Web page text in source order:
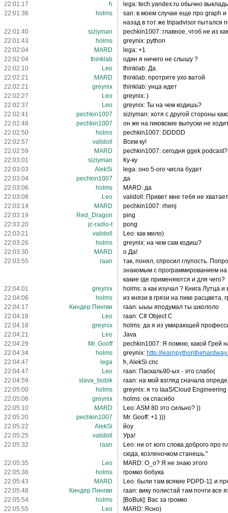
22:01:17
ħ
lega: tech.yandex.ru обычно
22:01:36
holms
san: в моем случае еще про graph и
назад в тот же tripadvisor пытался
22:01:40
siziyman
pechkin1007: главное, чтоб не из
22:01:43
holms
greynix: python
22:02:04
MARD
lega: +1
22:02:04
thinklab
один я ничего не слышу ?
22:02:10
Leo
thinklab: Да.
22:02:21
MARD
thinklab: протрите ухо ватой
22:02:21
greynix
thinklab: унца идет
22:02:27
Leo
greynix: )
22:02:37
Leo
greynix: Ты на чем кодишь?
22:02:41
pechkin1007
siziyman: хотя с другой стороны
22:02:48
pechkin1007
он же на гиковские выпуски не
22:02:50
holms
pechkin1007: DDDDD
22:02:57
validoll
Всем ку!
22:02:59
MARD
pechkin1007: сегодня ggek podcast?
22:03:01
siziyman
Ку-ку
22:03:03
AlekSi
lega: оно 5-ого числа будет
22:03:04
pechkin1007
да
22:03:06
holms
MARD: да
22:03:08
Leo
validoll: Привет мне тебя не
22:03:14
MARD
pechkin1007: rhenj
22:03:19
Red_Dragon
ping
22:03:20
jc-radio-t
pong
22:03:21
validoll
Leo: как мило)
22:03:26
holms
greynix: на чем сам кодиш?
22:03:30
MARD
о Да!
22:03:55
raan
так, понял, спросил глупость.
знакомым с программированием на
какие где применяются и для чего?
22:04:01
greynix
holms: а как изучал ? Книга Лутца и
22:04:06
holms
из князи в грязи на пике расцвета,
22:04:17
Киндер Пингви
raan: ыыы яподумал ты школоло
22:04:18
Leo
raan: C# Object C
22:04:18
greynix
holms: да я из умирающей
22:04:21
Leo
Java
22:04:29
Mr. Gooff
pechkin1007: Я помню, какой Грей
22:04:34
holms greynix: http://
22:04:47
lega
ħ, AlekSi спс
22:04:47
Leo
raan: Паскаль90-ых - это слабо(
22:04:59
slava_bobik
raan: на мой взгляд сначала
22:05:00
holms
greynix: я то IaaS/Cloud
22:05:08
greynix
holms: ок спасибо
22:05:10
MARD
Leo: ASM 80 это сильно? ))
22:05:20
pechkin1007
Mr. Gooff: +1 )))
22:05:22
AlekSi
йоу
22:05:25
validoll
Ура!
22:05:32
raan
Leo: ни от кого слова доброго про
сюда, козленочком станешь."
22:05:35
Leo
MARD: О_о? Я не знаю этого
22:05:36
holms
громко бобука
22:05:43
MARD
Leo: были там всякие PDPD-11 и
22:05:48
Киндер Пингви
raan: вику полистай там почти все
22:05:54
holms
[BoBuk]: Вас за громко
22:05:55
Leo
MARD: Ясно)